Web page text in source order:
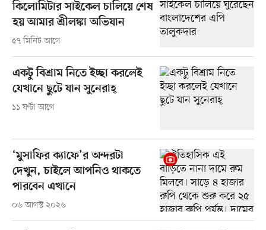
কিলোমিটার সাইকেল চালিয়ে শেষ
হয় আমার শ্রীলঙ্কা অভিযান
৫৭ মিনিট আগে
একটু বিশ্রাম নিতে ইচ্ছা করলেই
যেখানে ছুটে যান সুনেরাহ্
১১ ঘণ্টা আগে
‘মুসাফির ক্যাফে’র অন্দরটা
দেখুন, চাইলে আপনিও থাকতে
পারবেন এখানে
০৬ আগস্ট ২০২৬